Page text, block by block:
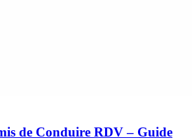
de Conduire RDV – Guide